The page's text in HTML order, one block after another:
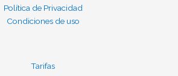
Política de Privacidad
Condiciones de uso
Tarifas